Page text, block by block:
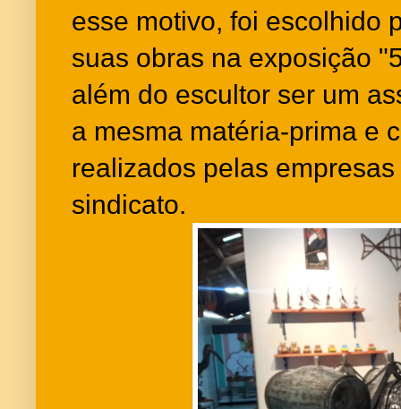
esse motivo, foi escolhido
suas obras na exposição
além do escultor ser um
a mesma matéria-prima e
realizados pelas
sindicato.